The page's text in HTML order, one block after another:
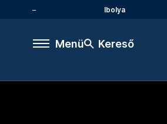
Ibolya
Menü Kereső